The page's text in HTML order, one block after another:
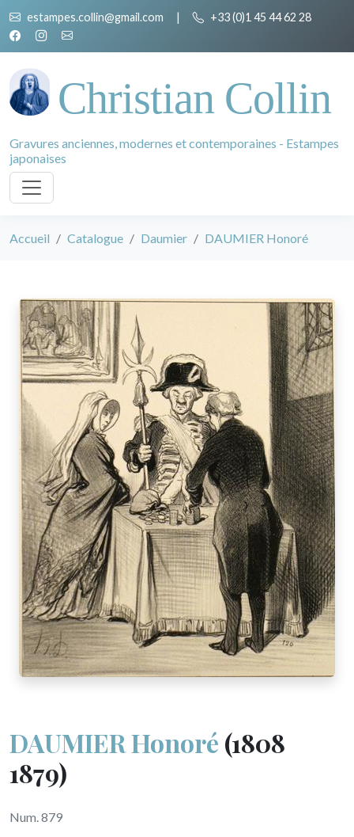
estampes.collin@gmail.com | +33 (0)1 45 44 62 28
Christian Collin
Gravures anciennes, modernes et contemporaines - Estampes
japonaises
Accueil Catalogue Daumier DAUMIER Honoré
DAUMIER Honoré (1808
1879)
Num. 879